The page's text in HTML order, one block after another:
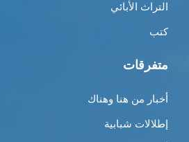
التراث الأبائي
كتب
متفرقات
أخبار من هنا وهناك
إطلالات شبابية